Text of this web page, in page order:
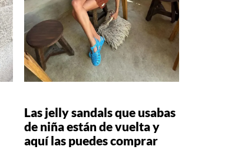
Las jelly sandals que usabas
de niña están de vuelta y
aquí las puedes comprar